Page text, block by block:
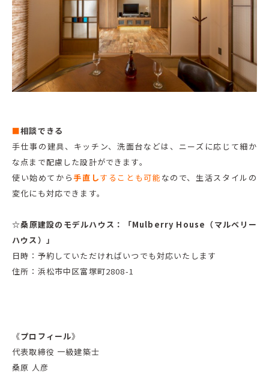
■相談できる
手仕事の建具、キッチン、洗面台などは、ニーズに応じて細か
な点まで配慮した設計ができます。
使い始めてから手直しすることも可能 なので、生活スタイルの
変化にも対応できます。
☆桑原建設のモデルハウス：「Mulberry House（マルベリー
ハウス）」
日時：予約していただければいつでも対応いたします
住所：浜松市中区富塚町2808-1
《プロフィール》
代表取締役 一級建築士
桑原 人彦